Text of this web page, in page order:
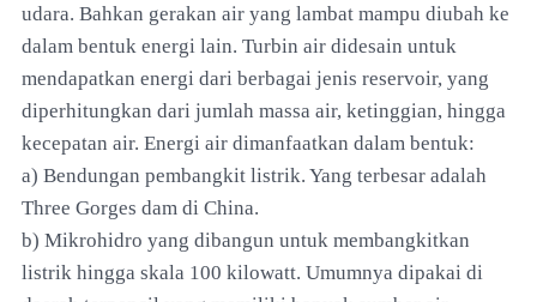
udara. Bahkan gerakan air yang lambat mampu diubah ke
dalam bentuk energi lain. Turbin air didesain untuk
mendapatkan energi dari berbagai jenis reservoir, yang
diperhitungkan dari jumlah massa air, ketinggian, hingga
kecepatan air. Energi air dimanfaatkan dalam bentuk:
a) Bendungan pembangkit listrik. Yang terbesar adalah
Three Gorges dam di China.
b) Mikrohidro yang dibangun untuk membangkitkan
listrik hingga skala 100 kilowatt. Umumnya dipakai di